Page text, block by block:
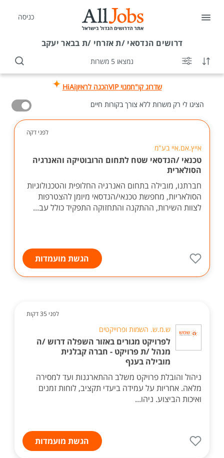
כניסה
דרושים הנדסאי /ת אזרחי /ת בבאר יעקב
נמצאו 5 משרות
שדרוג קו"חמנוי VIP הכנה לראיוןHiAi
הציגו לי רק משרות ללא צורך בקורות חיים
לפני דקה
אייץ.אם.איי בע"מ
טכנאי /הנדסאי שטח לתחום הרובוטיקה והאנרגיה
הסולארית
חברתנו, מובילה בתחום האנרגיה החלופית והטכנולוגיות
הסולאריות, מחפשת טכנאי/הנדסאי מיומן להצטרפות
לצוות השירות, ההתקנה והתחזוקה התפקיד כולל עב...
הגשת מועמדות
לפני 35 דקות
ש.מ.ש. השמות ופרוייקטים
לפרויקט מגורים באזור השפלה דרוש /ה
מנהל /ת פרויקט - חברה קבלנית
מובילה בענף
ניהול והובלת פרויקט משלב ההתארגנות ועד למסירה
מלאה. אחריות על עמידה ביעדי תקציב, לוחות זמנים
ואיכות הביצוע. ניהו...
הגשת מועמדות